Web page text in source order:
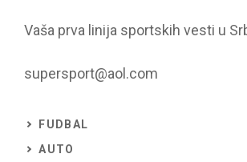
Vaša prva linija sportskih vesti u
supersport@aol.com
FUDBAL
AUTO